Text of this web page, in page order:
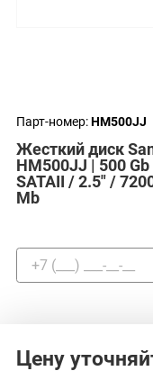
Парт-номер:HM500JJ
Жесткий диск
HM500JJ | 500
SATAII / 2.5" /
Mb
Цену